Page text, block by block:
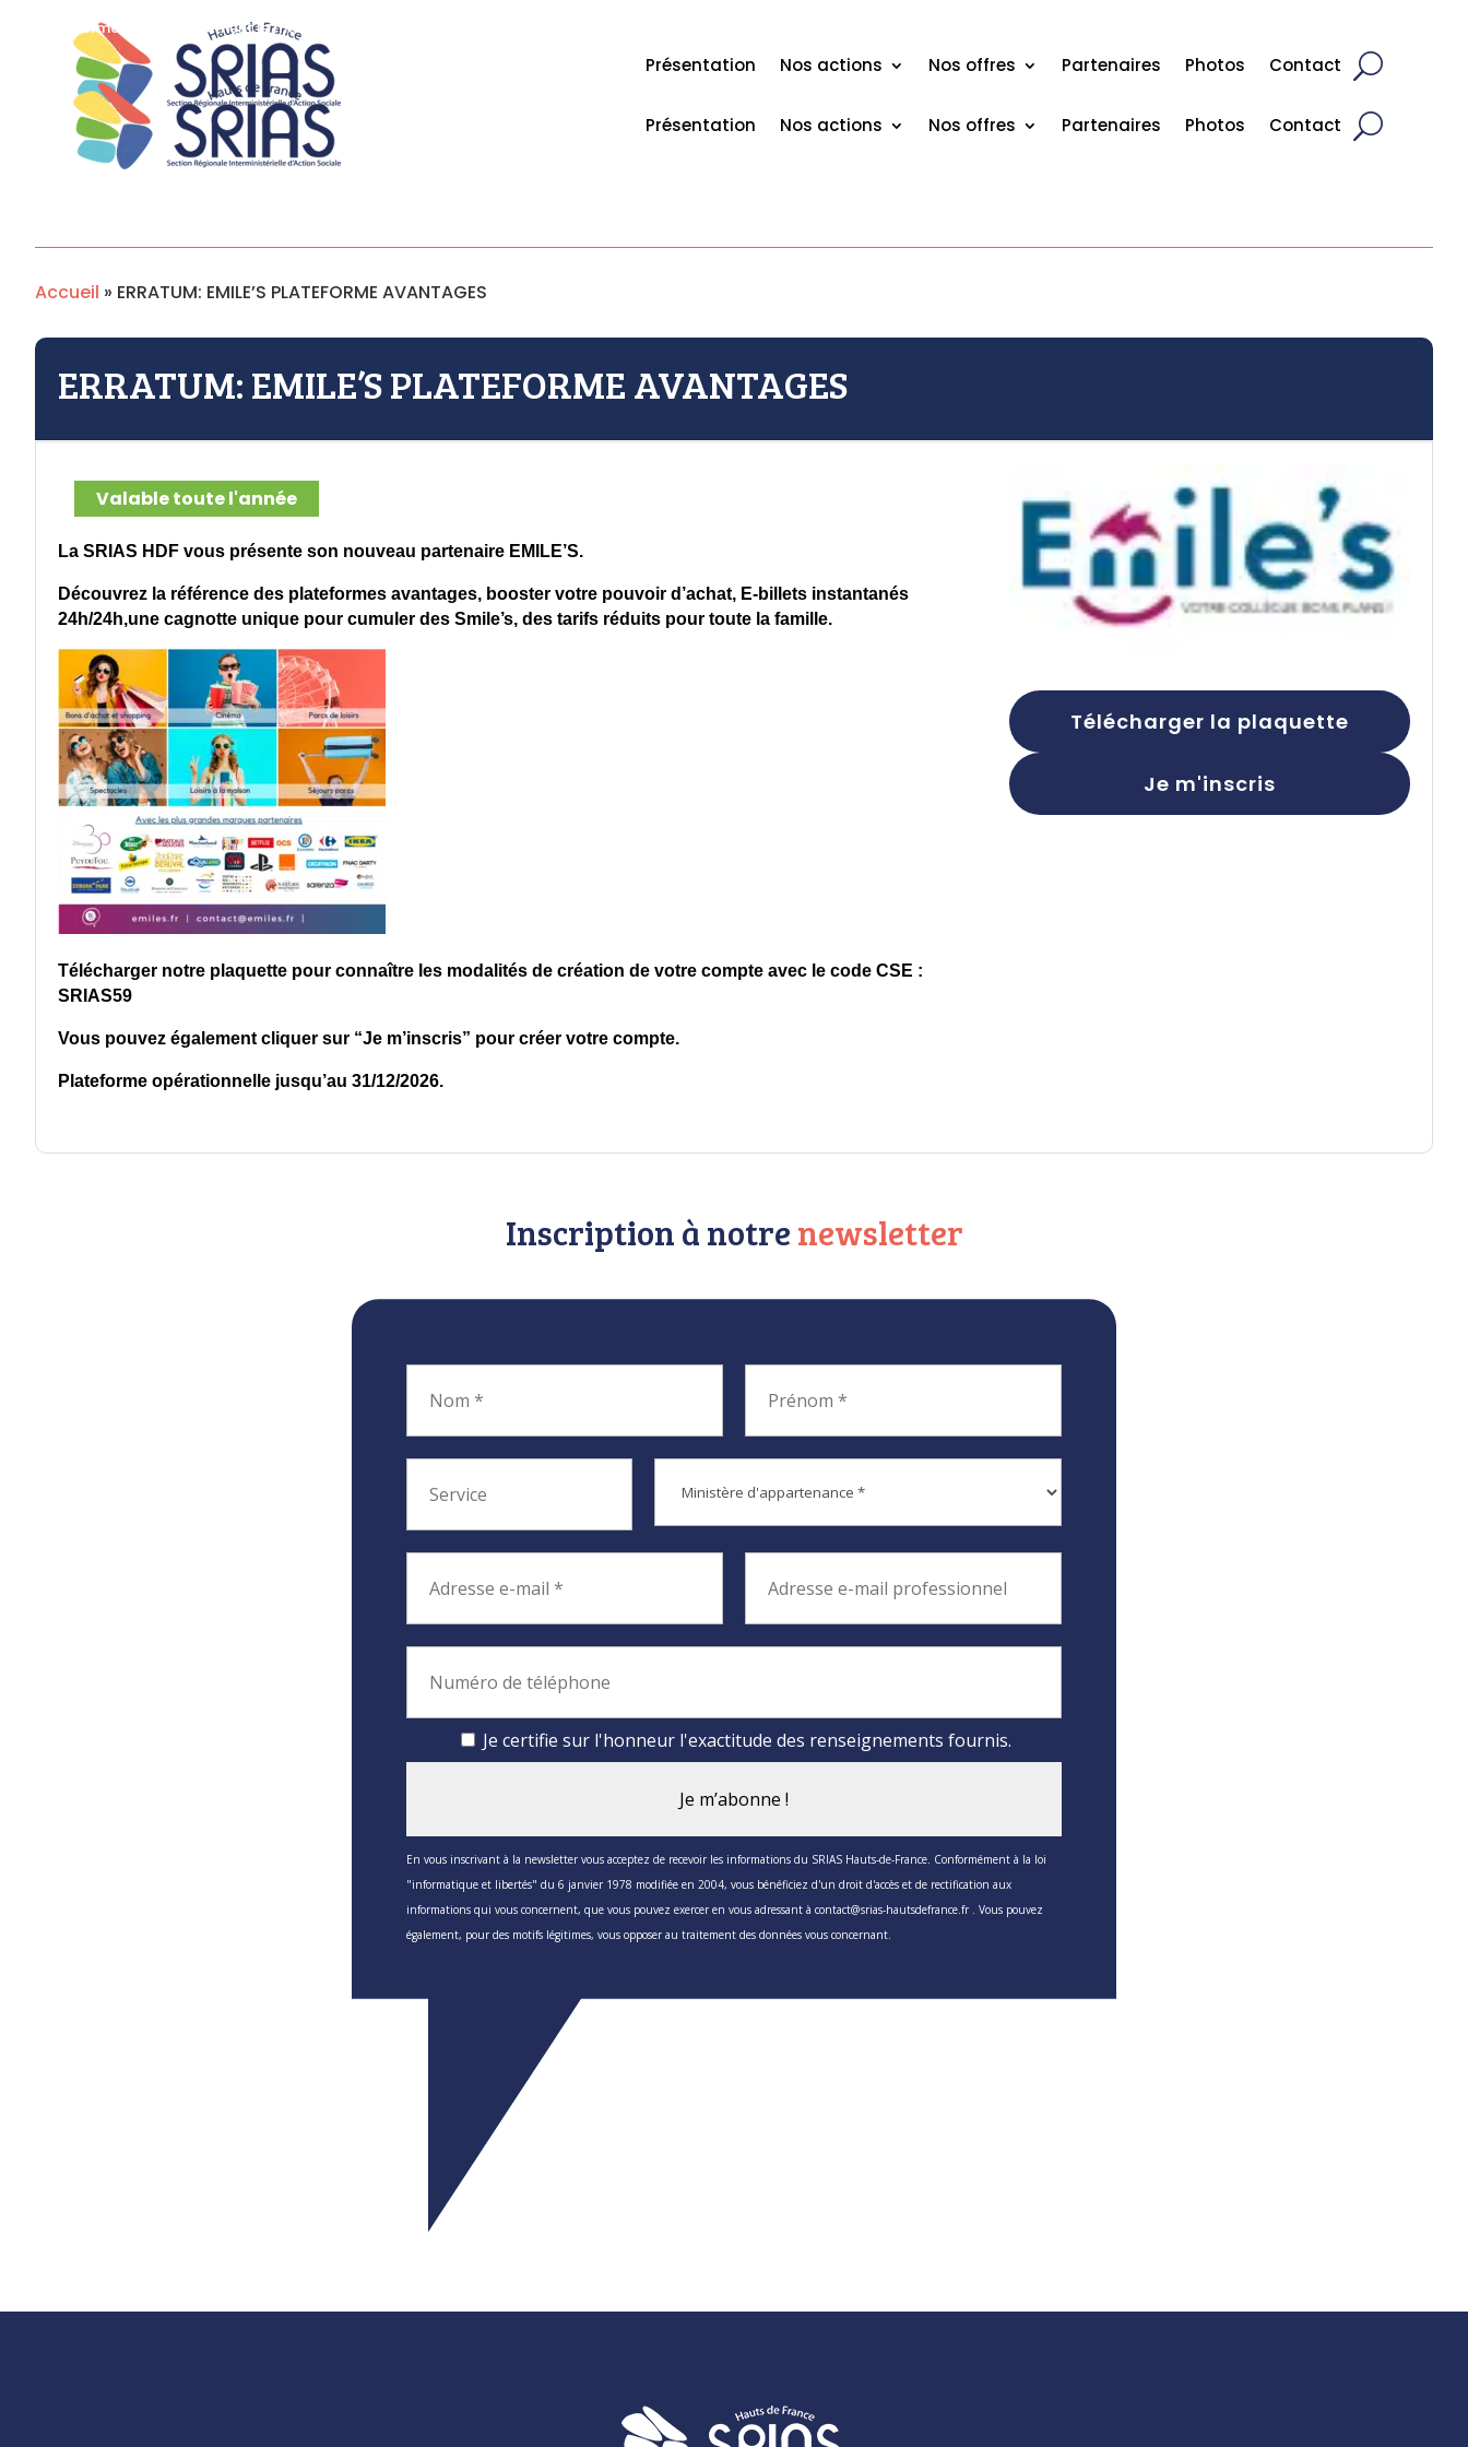
Permanence uniquement le mardi de 9h à 12h
Présentation Nos actions Nos offres Partenaires Photos Contact
Présentation Nos actions Nos offres Partenaires Photos Contact
Accueil » ERRATUM: EMILE’S PLATEFORME AVANTAGES
ERRATUM: EMILE’S PLATEFORME AVANTAGES
Valable toute l'année
La SRIAS HDF vous présente son nouveau partenaire EMILE’S.
Découvrez la référence des plateformes avantages, booster votre pouvoir d’achat, E-billets instantanés
24h/24h,une cagnotte unique pour cumuler des Smile’s, des tarifs réduits pour toute la famille.
Télécharger notre plaquette pour connaître les modalités de création de votre compte avec le code CSE :
SRIAS59
Vous pouvez également cliquer sur “Je m’inscris” pour créer votre compte.
Plateforme opérationnelle jusqu’au 31/12/2026.
Télécharger la plaquette
Je m'inscris
Inscription à notrenewsletter
Je certifie sur l'honneur l'exactitude des renseignements fournis.
En vous inscrivant à la newsletter vous acceptez de recevoir les informations du SRIAS Hauts-de-France. Conformément à la loi
"informatique et libertés" du 6 janvier 1978 modifiée en 2004, vous bénéficiez d'un droit d'accès et de rectification aux
informations qui vous concernent, que vous pouvez exercer en vous adressant à contact@srias-hautsdefrance.fr . Vous pouvez
également, pour des motifs légitimes, vous opposer au traitement des données vous concernant.